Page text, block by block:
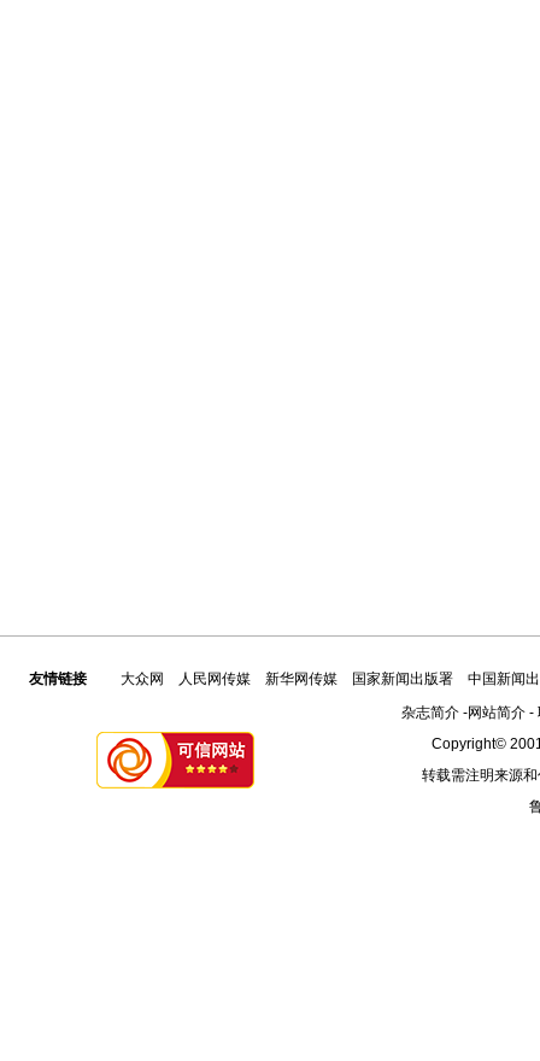
友情链接 大众网 人民网传媒 新华网传媒 国家新闻出版署
中国新闻
杂志简介-网站简介-
Copyright©
转载需注明来源